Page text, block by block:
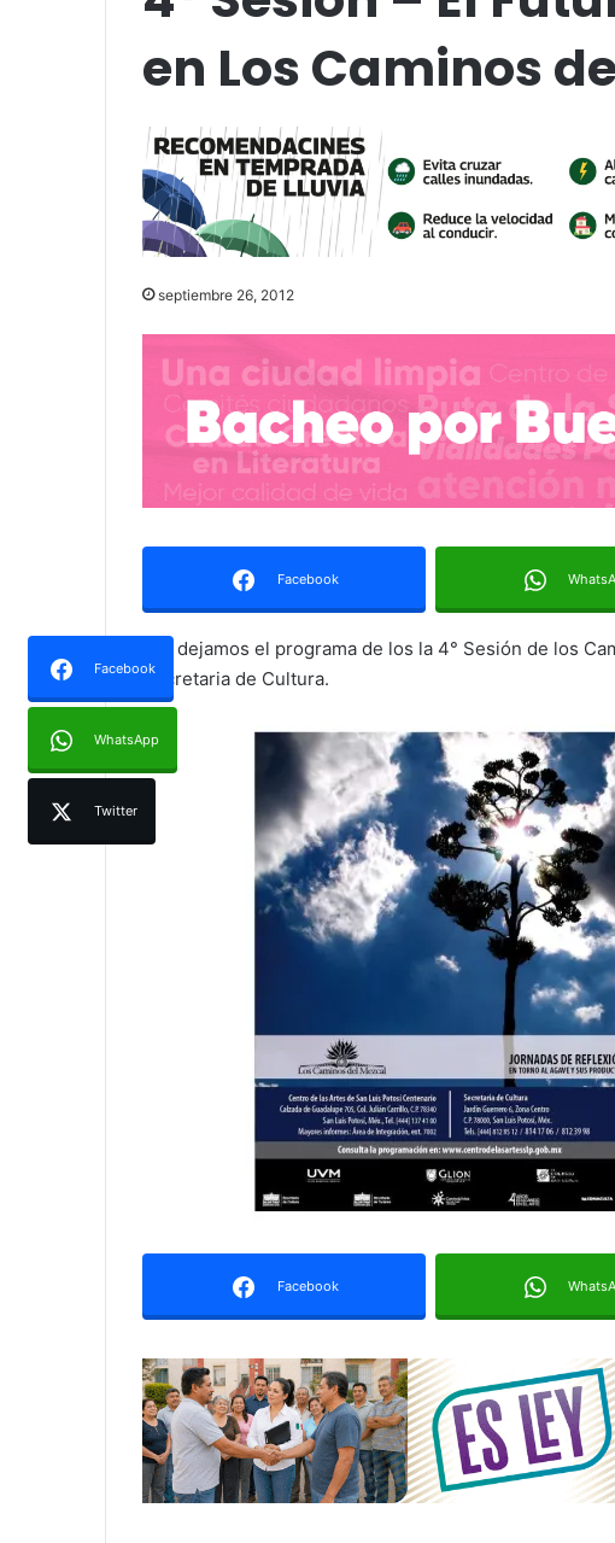
en Los Caminos
septiembre 26, 2012
Facebook
Facebook
WhatsApp
Twitter
Les dejamos el programa de los la 4° Sesión de los
Secretaria de Cultura.
Facebook